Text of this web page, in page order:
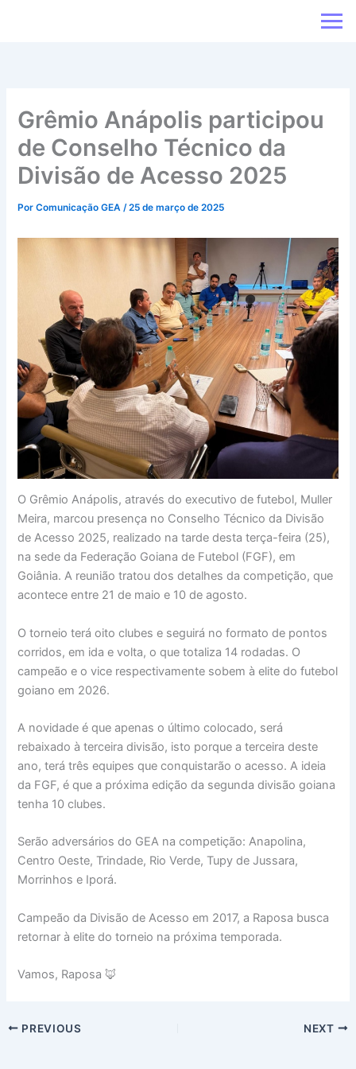
Grêmio Anápolis participou
de Conselho Técnico da
Divisão de Acesso 2025
PorComunicação GEA/25 de março de 2025
O Grêmio Anápolis, através do executivo de futebol, Muller
Meira, marcou presença no Conselho Técnico da Divisão
de Acesso 2025, realizado na tarde desta terça-feira (25),
na sede da Federação Goiana de Futebol (FGF), em
Goiânia. A reunião tratou dos detalhes da competição, que
acontece entre 21 de maio e 10 de agosto.
O torneio terá oito clubes e seguirá no formato de pontos
corridos, em ida e volta, o que totaliza 14 rodadas. O
campeão e o vice respectivamente sobem à elite do futebol
goiano em 2026.
A novidade é que apenas o último colocado, será
rebaixado à terceira divisão, isto porque a terceira deste
ano, terá três equipes que conquistarão o acesso. A ideia
da FGF, é que a próxima edição da segunda divisão goiana
tenha 10 clubes.
Serão adversários do GEA na competição: Anapolina,
Centro Oeste, Trindade, Rio Verde, Tupy de Jussara,
Morrinhos e Iporá.
Campeão da Divisão de Acesso em 2017, a Raposa busca
retornar à elite do torneio na próxima temporada.
Vamos, Raposa 🦊
PREVIOUS NEXT